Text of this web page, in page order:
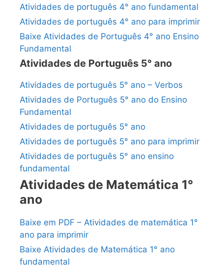
Atividades de português 4° ano fundamental
Atividades de português 4° ano para imprimir
Baixe Atividades de Português 4° ano Ensino
Fundamental
Atividades de Português 5° ano
Atividades de português 5° ano – Verbos
Atividades de Português 5° ano do Ensino
Fundamental
Atividades de português 5° ano
Atividades de português 5° ano para imprimir
Atividades de português 5° ano ensino
fundamental
Atividades de Matemática 1°
ano
Baixe em PDF – Atividades de matemática 1°
ano para imprimir
Baixe Atividades de Matemática 1° ano
fundamental